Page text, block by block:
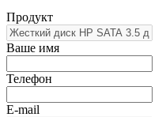
Продукт
Ваше имя
Телефон
E-mail